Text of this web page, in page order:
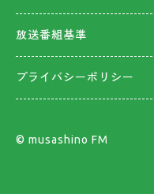
放送番組基準
プライバシーポリシー
©︎ musashino FM